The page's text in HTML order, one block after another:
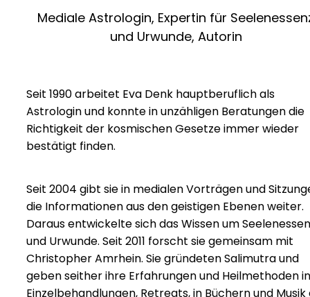
Mediale Astrologin, Expertin für
und Urwunde, Autorin
Seit 1990 arbeitet Eva Denk hauptberuflich als
Astrologin und konnte in unzähligen Beratungen die
Richtigkeit der kosmischen Gesetze immer wieder
bestätigt finden.
Seit 2004 gibt sie in medialen Vorträgen und
die Informationen aus den geistigen Ebenen weiter.
Daraus entwickelte sich das Wissen um
und Urwunde. Seit 2011 forscht sie gemeinsam mit
Christopher Amrhein. Sie gründeten Salimutra und
geben seither ihre Erfahrungen und Heilmethoden in
Einzelbehandlungen, Retreats, in Büchern und Musik